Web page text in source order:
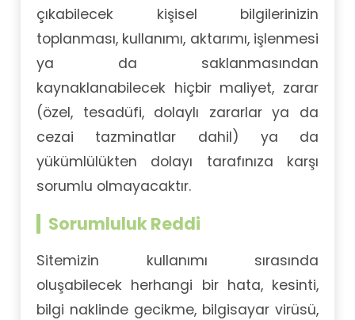
çıkabilecek kişisel bilgilerinizin
toplanması, kullanımı, aktarımı, işlenmesi
ya da saklanmasından
kaynaklanabilecek hiçbir maliyet, zarar
(özel, tesadüfi, dolaylı zararlar ya da
cezai tazminatlar dahil) ya da
yükümlülükten dolayı tarafınıza karşı
sorumlu olmayacaktır.
Sorumluluk Reddi
Sitemizin kullanımı sırasında
oluşabilecek herhangi bir hata, kesinti,
bilgi naklinde gecikme, bilgisayar virüsü,